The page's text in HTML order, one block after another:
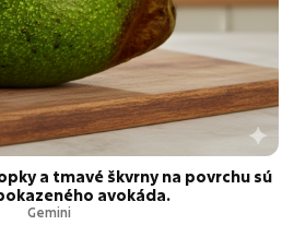
a tmavé škvrny na povrchu sú
avokáda.
Gemini